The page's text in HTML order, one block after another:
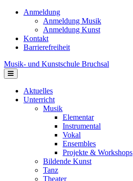
Anmeldung
Anmeldung Musik
Anmeldung Kunst
Kontakt
Barrierefreiheit
Musik- und Kunstschule Bruchsal
Navigation
Aktuelles
Unterricht
Musik
Elementar
Instrumental
Vokal
Ensembles
Projekte & Workshops
Bildende Kunst
Tanz
Theater